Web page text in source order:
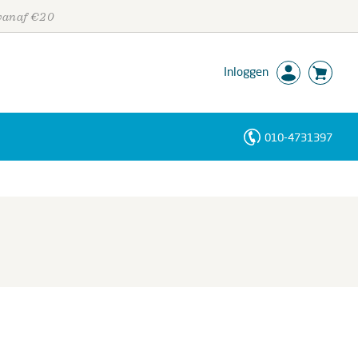
€20
Inloggen
010-4731397
Personen